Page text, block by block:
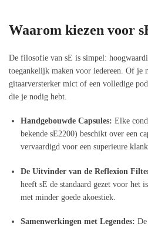
Waarom kiezen voor
De filosofie van sE is simpel:
toegankelijk maken voor iedereen. Of je
gitaarversterker mict of een volledige
die je nodig hebt.
Handgebouwde Capsules: Elke
bekende sE2200) beschikt over een
vervaardigd voor een superieure
De Uitvinder van de Reflexion
heeft sE de standaard gezet voor het
met minder goede akoestiek.
Samenwerkingen met Legendes: De